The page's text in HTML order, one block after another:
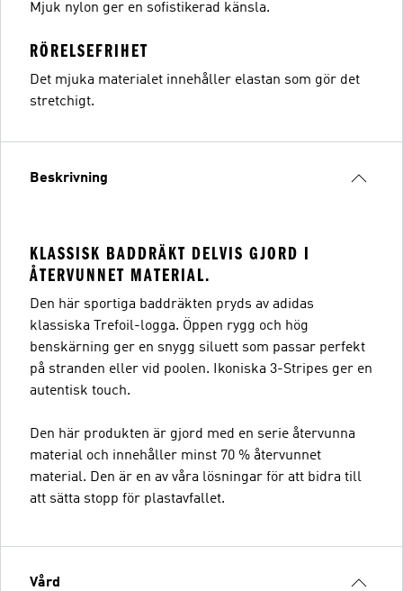
Mjuk nylon ger en sofistikerad känsla.
RÖRELSEFRIHET
Det mjuka materialet innehåller elastan som gör det
stretchigt.
Beskrivning
KLASSISK BADDRÄKT DELVIS GJORD I
ÅTERVUNNET MATERIAL.
Den här sportiga baddräkten pryds av adidas
klassiska Trefoil-logga. Öppen rygg och hög
benskärning ger en snygg siluett som passar perfekt
på stranden eller vid poolen. Ikoniska 3-Stripes ger en
autentisk touch.
Den här produkten är gjord med en serie återvunna
material och innehåller minst 70 % återvunnet
material. Den är en av våra lösningar för att bidra till
att sätta stopp för plastavfallet.
Vård